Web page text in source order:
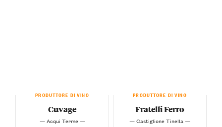
PRODUTTORE DI VINO
Cuvage
— Acqui Terme —
PRODUTTORE DI VINO
Fratelli Ferro
— Castiglione Tinella —